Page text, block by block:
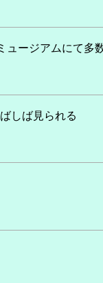
ュージアムにて多
しば見られる